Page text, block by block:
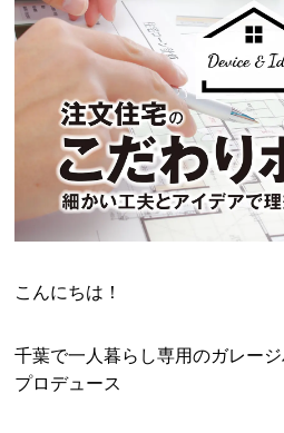
こんにちは！
千葉で一人暮らし専用のガレー
プロデュース